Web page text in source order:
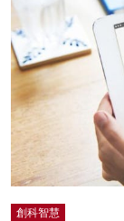
商業
科技
影片
灼見活動
創科智慧